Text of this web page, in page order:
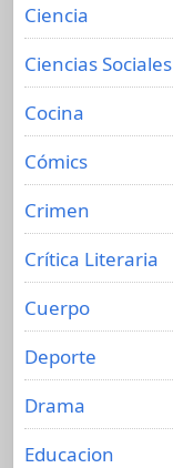
Ciencia
Ciencias Sociales
Cocina
Cómics
Crimen
Crítica Literaria
Cuerpo
Deporte
Drama
Educacion